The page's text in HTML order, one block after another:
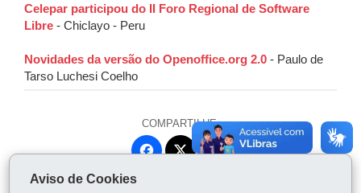
Celepar participou do II Foro Regional de Software
Libre - Chiclayo - Peru
Novidades da versão do Openoffice.org 2.0 - Paulo de
Tarso Luchesi Coelho
COMPARTILHE:
Fa
W
Aviso de Cookies